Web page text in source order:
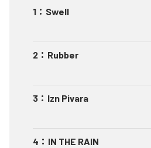
1 ： Swell
2 ： Rubber
3 ： Izn Pivara
4 ： IN THE RAIN